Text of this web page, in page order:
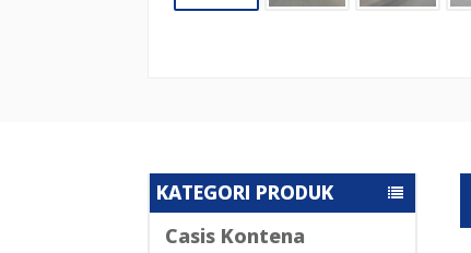
KATEGORI PRODUK
Casis Kontena